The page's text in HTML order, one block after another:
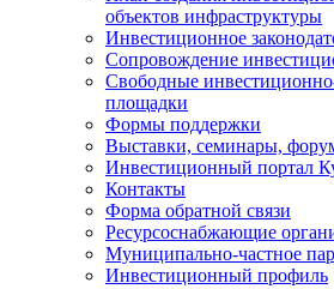
объектов инфраструктуры
Инвестиционное
Сопровождение
Свободные
площадки
Формы поддержки
Выставки, семинары,
Инвестиционный портал
Контакты
Форма обратной связи
Ресурсоснабжающие
Муниципально-частное
Инвестиционный профиль